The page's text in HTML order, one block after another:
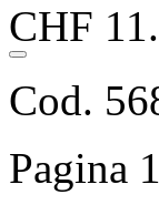
CHF
Cod.
Pagina